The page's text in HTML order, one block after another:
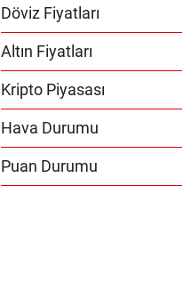
Döviz Fiyatları
Altın Fiyatları
Kripto Piyasası
Hava Durumu
Puan Durumu